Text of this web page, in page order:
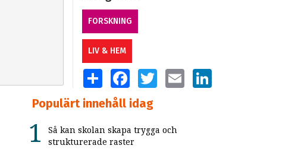
FORSKNING
LIV & HEM
SHARE FACEBOOKTWITTEREMAIL LINKEDIN
Populärt innehåll idag
Så kan skolan skapa trygga och
strukturerade raster